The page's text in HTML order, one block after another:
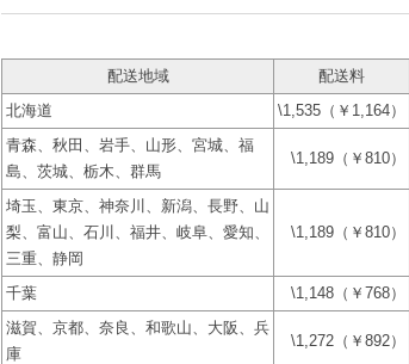
配送地域
配送料
北海道
\1,535（￥1,164）
青森、秋田、岩手、山形、宮城、福
島、茨城、栃木、群馬
\1,189（￥810）
埼玉、東京、神奈川、新潟、長野、山
梨、富山、石川、福井、岐阜、愛知、
三重、静岡
\1,189（￥810）
千葉
\1,148（￥768）
滋賀、京都、奈良、和歌山、大阪、兵
庫
\1,272（￥892）